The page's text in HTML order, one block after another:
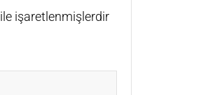
ile işaretlenmişlerdir